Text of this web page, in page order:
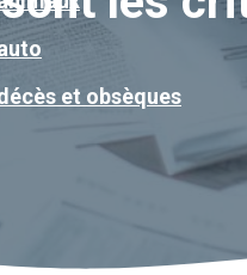
et obsèques